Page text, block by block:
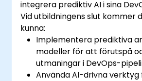
integrera prediktiv AI i sina
Vid utbildningens slut kommer
kunna:
Implementera prediktiva
modeller för att förutspå
utmaningar i DevOps-
Använda AI-drivna